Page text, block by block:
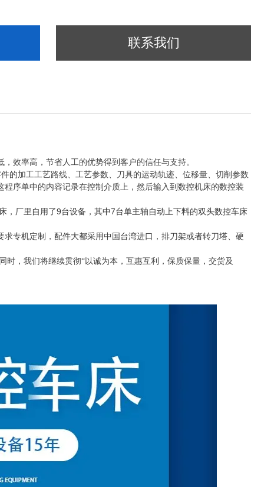
联系我们
效率高，节省人工的优势得到客户的信任与支持。
加工工艺路线、工艺参数、刀具的运动轨迹、位移量、切削参数
序单中的内容记录在控制介质上，然后输入到数控机床的数控装
，厂里自用了9台设备，其中7台单主轴自动上下料的双头数控车床
专机定制，配件大都采用中国台湾进口，排刀架或者转刀塔、硬
，我们将继续贯彻“以诚为本，互惠互利，保质保量，交货及